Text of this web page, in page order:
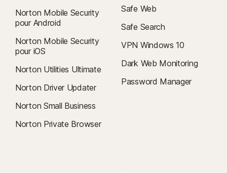
Norton Mobile Security
pour Android
Norton Mobile Security
pour iOS
Norton Utilities Ultimate
Norton Driver Updater
Norton Small Business
Norton Private Browser
Safe Web
Safe Search
VPN Windows 10
Dark Web Monitoring
Password Manager